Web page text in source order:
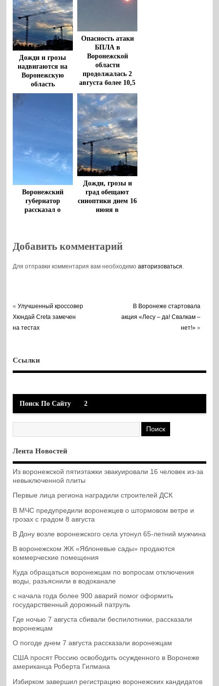
Дожди и грозы
надвигаются на
Воронежскую
область
Опасность атаки
БПЛА в
Воронежской
области
продолжалась 2
августа более 10,5
часов
Воронежский
губернатор
рассказал о
БПЛА
Дожди, грозы и
град обещают
синоптики днем 16
июня в
Добавить комментарий
Для отправки комментария вам необходимоавторизоваться.
«Улучшенный кроссовер
Хюндай Creta замечен
на тестах
В Воронеже стартовала
акция «Лесу – да! Свалкам –
нет!» »
Ссылки
Поиск По Сайту 2
Лента Новостей
Из воронежской пятиэтажки эвакуировали 16 человек из-за
невыключенной плиты
Первые лица региона наградили строителей ДСК
В МЧС предупредили воронежцев о штормовом ветре и
грозах с градом 8 августа
В Дону возле воронежского села утонул 65-летний мужчина
В воронежском ЖК «Яблоневые сады» продаются
коммерческие помещения
Куда обращаться воронежцам по вопросам отключения
воды, разъяснили в водоканале
с начала года более 900 аварий помог оформить
государственный дорожный патруль
Где ночью 7 августа сбивали беспилотники, рассказали
воронежцам
О погоде днем 7 августа рассказали воронежцам
США просят Россию освободить осужденного в Воронеже
американца Роберта Гилмана
Избирком завершил регистрацию воронежских кандидатов